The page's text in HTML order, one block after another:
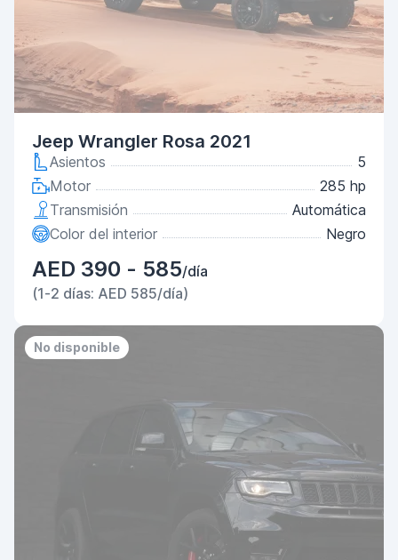
Jeep Wrangler Rosa 2021
Asientos
5
Motor
285 hp
Transmisión
Automática
Color del interior
Negro
AED 390 - 585/día
(1-2 días: AED 585/día)
No disponible